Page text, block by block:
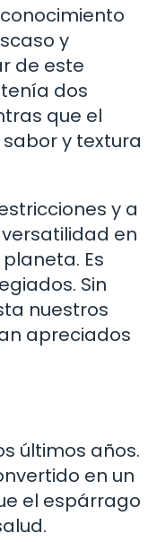
y
de este
dos
que el
y textura
y a
en
Es
Sin
nuestros
apreciados
últimos años.
en un
el espárrago